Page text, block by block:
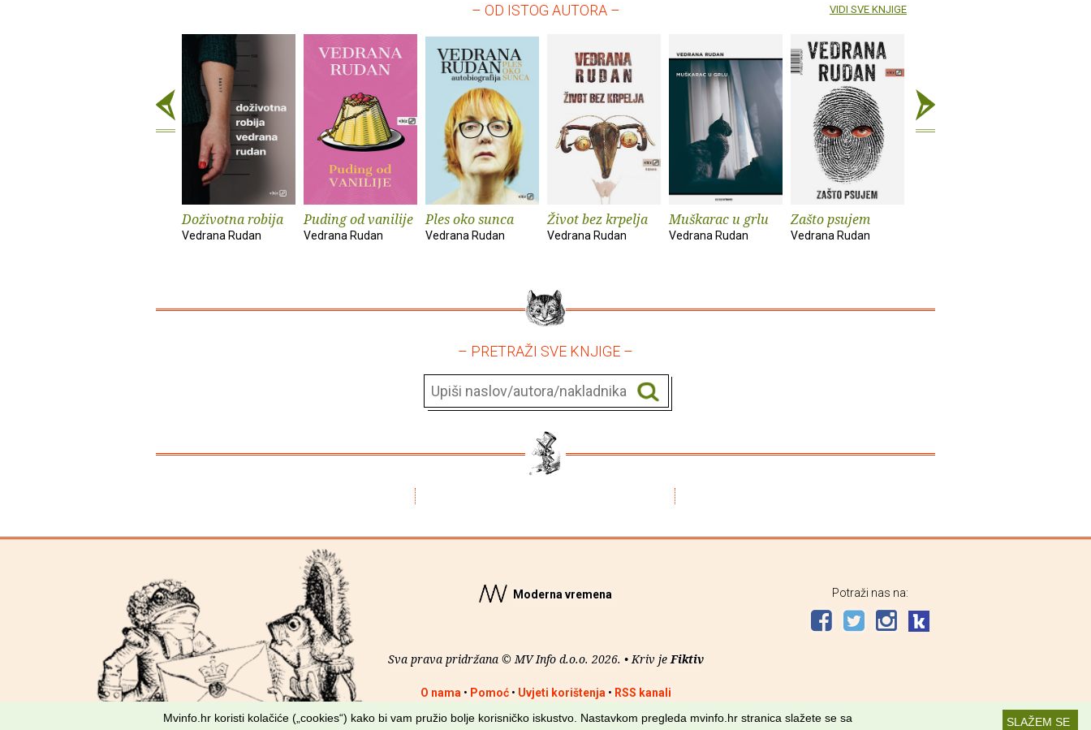
– OD ISTOG AUTORA –
Doživotna robija
Vedrana Rudan
Puding od vanilije
Vedrana Rudan
Ples oko sunca
Vedrana Rudan
Život bez krpelja
Vedrana Rudan
Muškarac u grlu
Vedrana Rudan
Zašto psujem
Vedrana Rudan
VIDI SVE KNJIGE
– PRETRAŽI SVE KNJIGE –
Moderna vremena
Sva prava pridržana © MV Info d.o.o. 2026. • Kriv je Fiktiv
O nama • Pomoć• Uvjeti korištenja • RSS kanali
Potraži nas na:
SLAŽEM SE
Mvinfo.hr koristi kolačiće („cookies“) kako bi vam pružio bolje korisničko iskustvo. Nastavkom pregleda mvinfo.hr stranica slažete se sa